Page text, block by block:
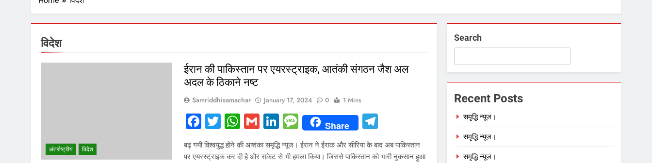
विदेश
अंतर्राष्ट्रीय विदेश
ईरान की पाकिस्तान पर एयरस्ट्राइक, आतंकी संगठन जैश अल
अदल के ठिकाने नष्ट
Samriddhisamachar January 17, 2024 0 1 Mins
Facebook
Twitter
WhatsApp
GmailLinkedIn
Message
Share
बढ़ गयी विश्वयुद्ध होने की आशंका समृद्धि न्यूज। ईरान ने ईराक और सीरिया के बाद अब पाकिस्तान
पर एयरस्ट्राइक कर दी है और राकेट से भी हमला किया। जिससे पाकिस्तान को भारी नुकसान हुआ
Search
Recent Posts
समृद्धि न्यूज।
समृद्धि न्यूज।
समृद्धि न्यूज।